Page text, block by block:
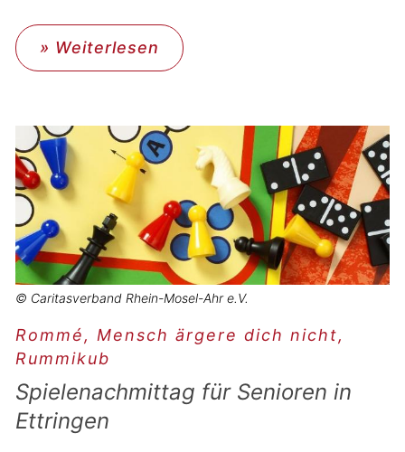
» Weiterlesen
© Caritasverband Rhein-Mosel-Ahr e.V.
Rommé, Mensch ärgere dich nicht,
Rummikub
Spielenachmittag für Senioren in
Ettringen